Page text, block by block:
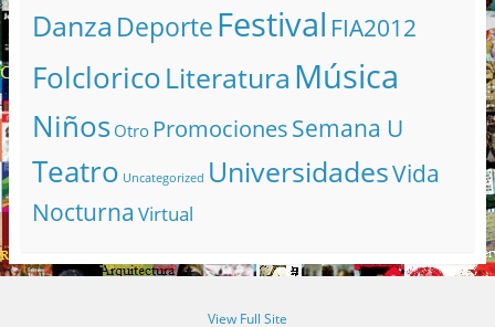
Danza DeporteFestival FIA2012
FolcloricoLiteratura Música
Niños Otro PromocionesSemana U
Teatro Uncategorized UniversidadesVida
Nocturna Virtual
View Full Site